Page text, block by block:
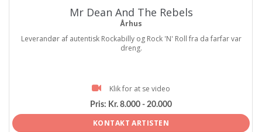
Mr Dean And The Rebels
Århus
Leverandør af autentisk Rockabilly og Rock 'N' Roll fra da farfar var
dreng.
Klik for at se video
Pris: Kr. 8.000 - 20.000
KONTAKT ARTISTEN